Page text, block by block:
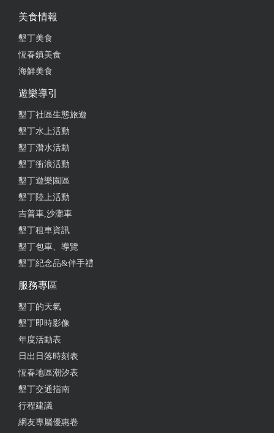
美食情報
墾丁美食
恆春鎮美食
海鮮美食
遊樂導引
墾丁社區生態旅遊
墾丁水上活動
墾丁潛水活動
墾丁衝浪活動
墾丁遊樂園區
墾丁陸上活動
吉普車,沙灘車
墾丁租車資訊
墾丁包車、導覽
墾丁紀念品&伴手禮
服務專區
墾丁的天氣
墾丁即時影像
年度活動表
日出日落時刻表
恆春地區潮汐表
墾丁交通指南
行程建議
網友專屬優惠卷